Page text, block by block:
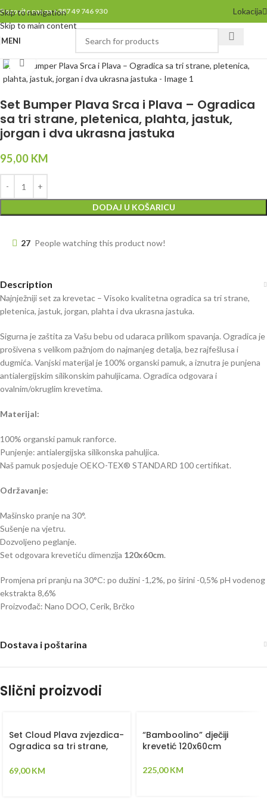
Skip to navigation
Skip to main content
Pozovite nas na +387 49 746 930 Lokacija
MENI
Click to enlarge
Set Bumper Plava Srca i Plava – Ogradica
sa tri strane, pletenica, plahta, jastuk,
jorgan i dva ukrasna jastuka
95,00 KM
DODAJ U KOŠARICU
27 People watching this product now!
Description
Najnježniji set za krevetac – Visoko kvalitetna ogradica sa tri strane,
pletenica, jastuk, jorgan, plahta i dva ukrasna jastuka.
Sigurna je zaštita za Vašu bebu od udaraca prilikom spavanja. Ogradica je
prošivena s velikom pažnjom do najmanjeg detalja, bez rajfešlusa i
dugmića. Vanjski materijal je 100% organski pamuk, a iznutra je punjena
antialergijskim silikonskim pahuljicama. Ogradica odgovara i
ovalnim/okruglim krevetima.
Materijal:
100% organski pamuk ranforce.
Punjenje: antialergijska silikonska pahuljica.
Naš pamuk posjeduje OEKO-TEX® STANDARD 100 certifikat.
Održavanje:
Mašinsko pranje na 30°.
Sušenje na vjetru.
Dozvoljeno peglanje.
Set odgovara krevetiću dimenzija 120x60cm.
Promjena pri pranju na 30°C: po dužini -1,2%, po širini -0,5% pH vodenog
ekstrakta 8,6%
Proizvođač: Nano DOO, Cerik, Brčko
Dostava i poštarina
Slični proizvodi
Set Cloud Plava zvjezdica-
Ogradica sa tri strane,
ukrasna jastuka –
69,00KM
“Bamboolino” dječiji
krevetić 120x60cm
225,00KM